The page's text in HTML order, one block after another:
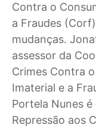
Contra o
a Fraudes
mudanças.
assessor da
Crimes Contra
Imaterial e a
Portela Nunes
Repressão aos